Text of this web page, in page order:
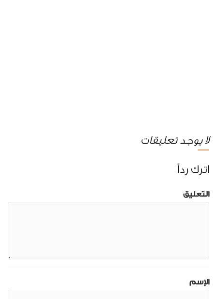
لا يوجد تعليقات
اترك رداً
التعليق
الإسم